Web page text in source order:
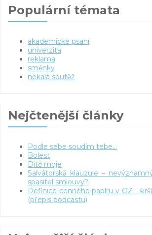
Populární témata
akademické psaní
univerzita
reklama
směnky
nekalá soutěž
Nejčtenější články
Podle sebe soudím tebe...
Bolest
Dítě moje
Salvátorská klauzule –
spasitel smlouvy?
Definice cenného papíru v OZ -
(přepis podcastu)